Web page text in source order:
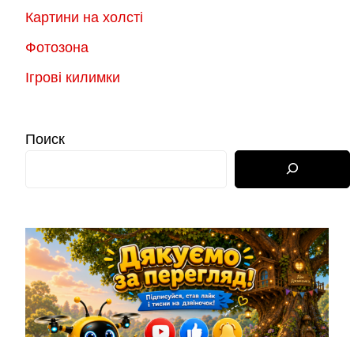
Картини на холсті
Фотозона
Ігрові килимки
Поиск